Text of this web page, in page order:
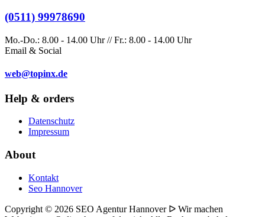
(0511) 99978690
Mo.-Do.: 8.00 - 14.00 Uhr // Fr.: 8.00 - 14.00 Uhr
Email & Social
web@topinx.de
Help & orders
Datenschutz
Impressum
About
Kontakt
Seo Hannover
Copyright © 2026 SEO Agentur Hannover ᐅ Wir machen